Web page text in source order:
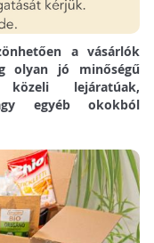
a vásárlók
olyan jó minőségű
lejáratúak,
egyéb okokból